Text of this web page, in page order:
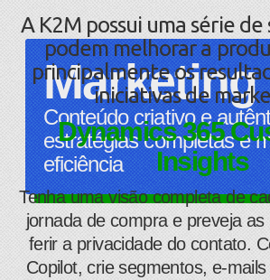
Marketing
Conteúdo criativo e
estratégias completas e
eficiência
A K2M possui uma série de
podem melhorar a
principalmente os
iniciativas de
Dynamics 365
Insights
Tenha uma visão completa de
jornada de compra e preveja
ferir a privacidade do contato.
Copilot, crie segmentos, e-